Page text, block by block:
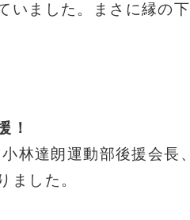
いました。まさに縁の下
！
林達朗運動部後援会長、
ました。